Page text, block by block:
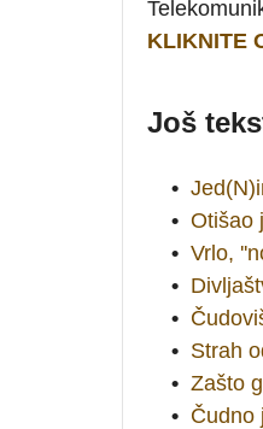
KLIKNITE
Još
•
• Otišao
• Vrlo,
•
•
• Strah
• Zašto
• Čudno